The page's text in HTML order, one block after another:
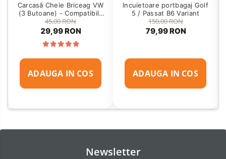
Carcasă Cheie Briceag VW
(3 Butoane) - Compatibilă
Golf 5, Jetta, Touran etc
45,00 RON
29,99 RON
ADAUGA IN COS
Incuietoare portbagaj Golf
5 / Passat B6 Variant
150,00 RON
79,99 RON
ADAUGA IN COS
Newsletter